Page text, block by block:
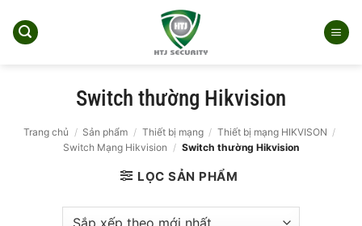
qua
Switch thường Hikvision
Trang chủ / Sản phẩm / Thiết bị mạng / Thiết bị mạng HIKVISON /
Switch Mạng Hikvision / Switch thường Hikvision
LỌC SẢN PHẨM